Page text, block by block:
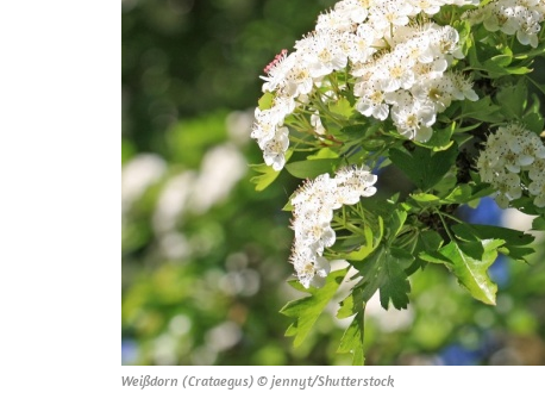
Weißdorn (Crataegus) © jennyt/Shutterstock